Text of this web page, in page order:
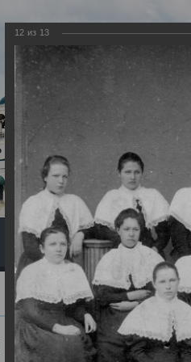
Экскурсия
Главная
12 из 13